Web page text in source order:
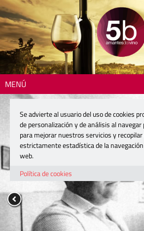
MENÚ
Se advierte al usuario del uso de cookies
de personalización y de análisis al
para mejorar nuestros servicios y
estrictamente estadística de la
web.
Política de cookies